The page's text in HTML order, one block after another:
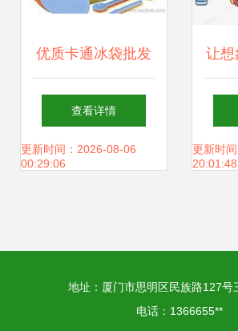
优质卡通冰袋批发
供应 漫画设计让降
温更有趣
查看详情
更新时间：2026-08-06
00:29:06
让想
获
日常
更新时
20:01:48
地址：厦门市思明区民族路127号
电话：1366655**